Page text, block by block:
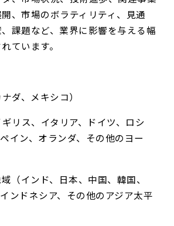
、市場のボラティリティ、見通
課題など、業界に影響を与える幅
ています。
ダ、メキシコ）
リス、イタリア、ドイツ、ロシ
イン、オランダ、その他のヨー
（インド、日本、中国、韓国、
ンドネシア、その他のアジア太平